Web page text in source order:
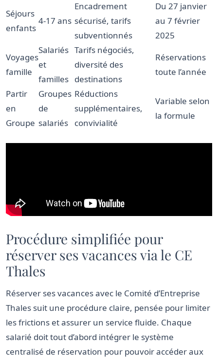
Séjours
enfants
4-17 ans
Encadrement
sécurisé, tarifs
subventionnés
Du 27 janvier
au 7 février
2025
Voyages
famille
Salariés
et
familles
Tarifs négociés,
diversité des
destinations
Réservations
toute l’année
Partir
en
Groupe
Groupes
de
salariés
Réductions
supplémentaires,
convivialité
Variable selon
la formule
Procédure simplifiée pour
réserver ses vacances via le CE
Thales
Réserver ses vacances avec le Comité d’Entreprise
Thales suit une procédure claire, pensée pour limiter
les frictions et assurer un service fluide. Chaque
salarié doit tout d’abord intégrer le système
centralisé de réservation pour pouvoir accéder aux